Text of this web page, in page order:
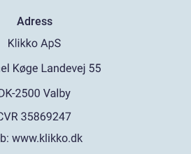
Adress
www.klikko.dk